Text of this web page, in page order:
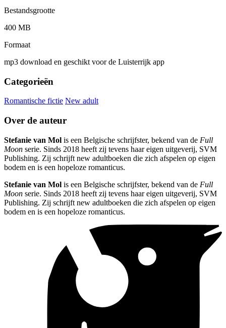
Bestandsgrootte
400 MB
Formaat
mp3 download en geschikt voor de Luisterrijk app
Categorieën
Romantische fictie New adult
Over de auteur
Stefanie van Mol is een Belgische schrijfster, bekend van de Full
Moon serie. Sinds 2018 heeft zij tevens haar eigen uitgeverij, SVM
Publishing. Zij schrijft new adultboeken die zich afspelen op eigen
bodem en is een hopeloze romanticus.
Stefanie van Mol is een Belgische schrijfster, bekend van de Full
Moon serie. Sinds 2018 heeft zij tevens haar eigen uitgeverij, SVM
Publishing. Zij schrijft new adultboeken die zich afspelen op eigen
bodem en is een hopeloze romanticus.